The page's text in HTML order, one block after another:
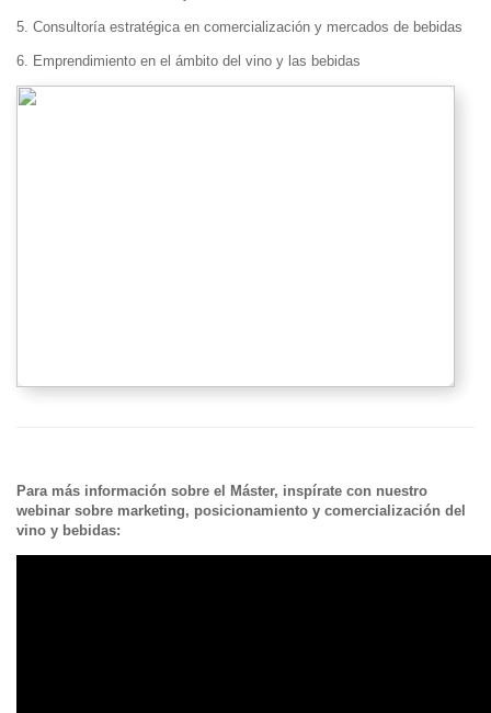
5. Consultoría estratégica en comercialización y mercados de bebidas
6. Emprendimiento en el ámbito del vino y las bebidas
Para más información sobre el Máster, inspírate con nuestro
webinar sobre marketing, posicionamiento y comercialización del
vino y bebidas: